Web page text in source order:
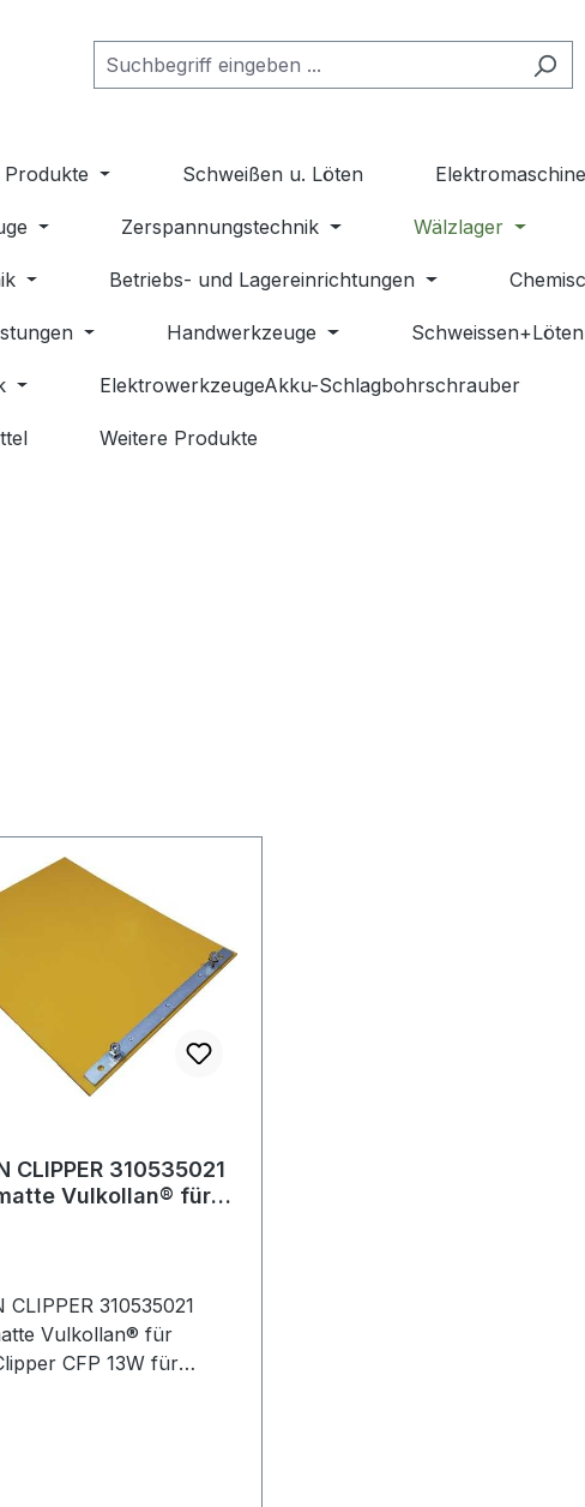
Produkte Schweißen u. Löten
Zerspannungstechnik Wälzlager
Betriebs- und Lagereinrichtungen
Handwerkzeuge Schweissen+Löten
ElektrowerkzeugeAkku-Schlagbohrschrauber
Weitere Produkte
CLIPPER 310535021
Vulkollan® für
CLIPPER 310535021
Vulkollan® für
CFP 13W für